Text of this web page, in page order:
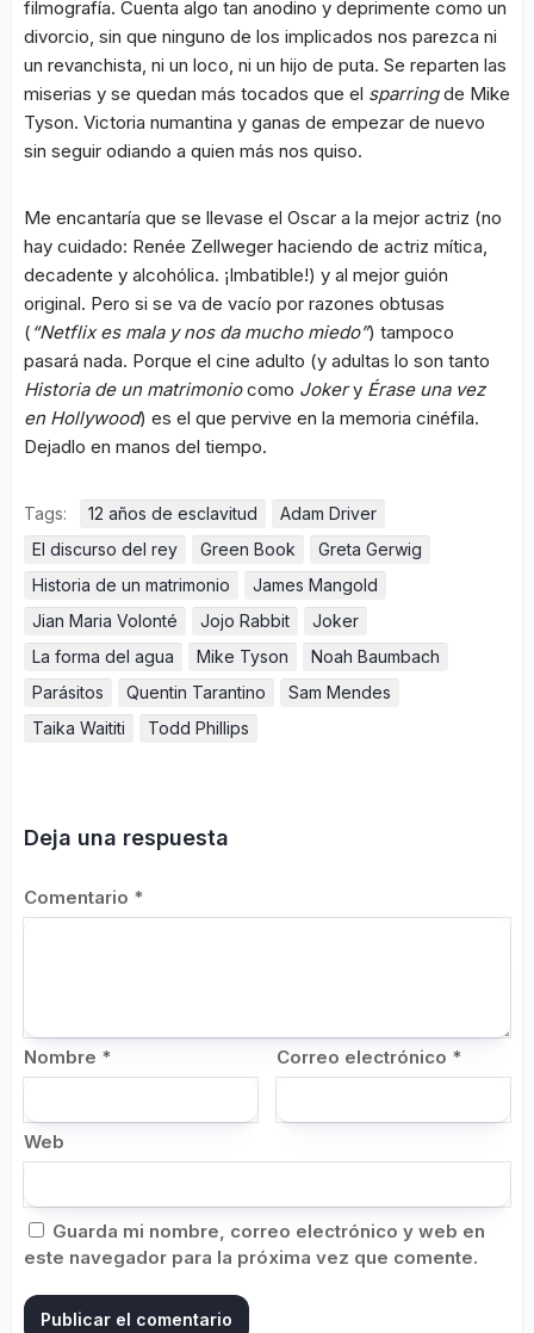
filmografía. Cuenta algo tan anodino y deprimente como un
divorcio, sin que ninguno de los implicados nos parezca ni
un revanchista, ni un loco, ni un hijo de puta. Se reparten las
miserias y se quedan más tocados que el sparringde Mike
Tyson. Victoria numantina y ganas de empezar de nuevo
sin seguir odiando a quien más nos quiso.
Me encantaría que se llevase el Oscar a la mejor actriz (no
hay cuidado: Renée Zellweger haciendo de actriz mítica,
decadente y alcohólica. ¡Imbatible!) y al mejor guión
original. Pero si se va de vacío por razones obtusas
( “Netflix es mala y nos da mucho miedo”) tampoco
pasará nada. Porque el cine adulto (y adultas lo son tanto
Historia de un matrimoniocomo Jokery Érase una vez
en Hollywood) es el que pervive en la memoria cinéfila.
Dejadlo en manos del tiempo.
Tags: 12 años de esclavitud
Adam Driver
El discurso del rey
Green Book
Greta Gerwig
Historia de un matrimonio
James Mangold
Jian Maria Volonté
Jojo Rabbit
Joker
La forma del agua
Mike Tyson
Noah Baumbach
Parásitos
Quentin Tarantino
Sam Mendes
Taika Waititi
Todd Phillips
Deja una respuesta
Comentario *
Nombre * Correo electrónico *
Web
Guarda mi nombre, correo electrónico y web en
este navegador para la próxima vez que comente.